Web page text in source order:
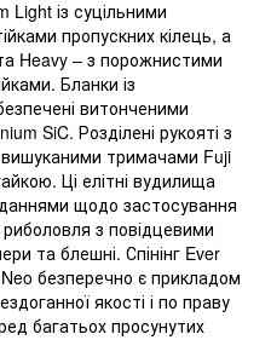
Light із суцільними
пропускних кілець, а
Heavy – з порожнистими
Бланки із
витонченими
SiC. Розділені рукояті з
вишуканими тримачами Fuji
Ці елітні вудилища
щодо застосування
з повідцевими
та блешні. Спінінг Ever
безперечно є прикладом
якості і по праву
багатьох просунутих